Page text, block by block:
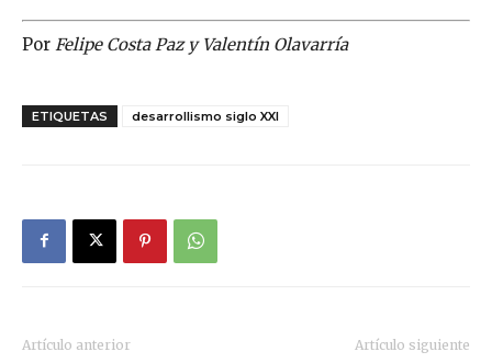
Por Felipe Costa Paz y Valentín Olavarría
ETIQUETAS desarrollismo siglo XXI
Artículo anterior Artículo siguiente